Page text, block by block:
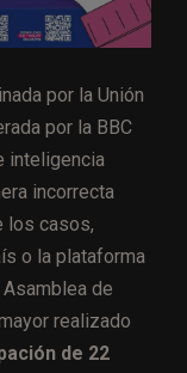
por la Unión
por la BBC
inteligencia
incorrecta
los casos,
o la plataforma
de
realizado
de 22